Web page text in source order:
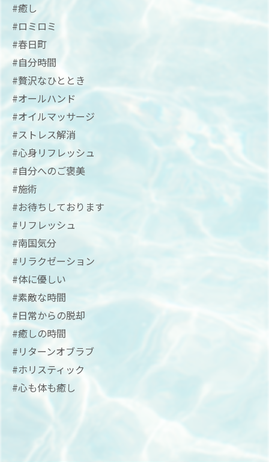
#癒し
#ロミロミ
#春日町
#自分時間
#贅沢なひととき
#オールハンド
#オイルマッサージ
#ストレス解消
#心身リフレッシュ
#自分へのご褒美
#施術
#お待ちしております
#リフレッシュ
#南国気分
#リラクゼーション
#体に優しい
#素敵な時間
#日常からの脱却
#癒しの時間
#リターンオブラブ
#ホリスティック
#心も体も癒し